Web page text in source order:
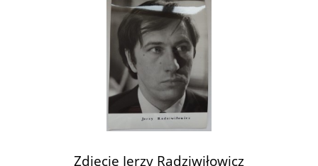
Zdjęcie Jerzy Radziwiłowicz